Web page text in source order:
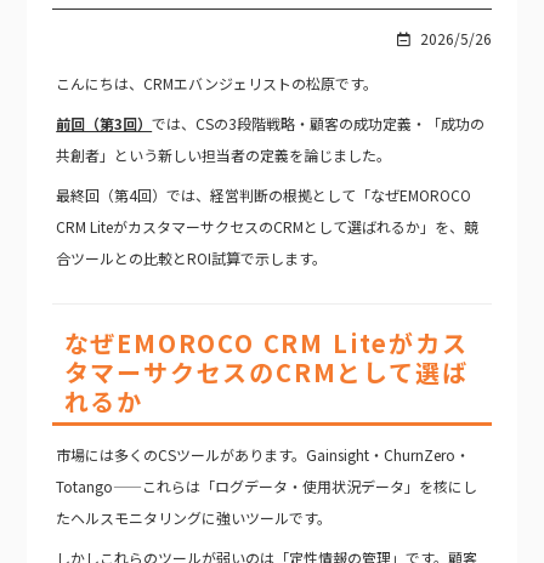
2026/5/26
こんにちは、CRMエバンジェリストの松原です。
前回（第3回）では、CSの3段階戦略・顧客の成功定義・「成功の
共創者」という新しい担当者の定義を論じました。
最終回（第4回）では、経営判断の根拠として「なぜEMOROCO
CRM LiteがカスタマーサクセスのCRMとして選ばれるか」を、競
合ツールとの比較とROI試算で示します。
なぜEMOROCO CRM Liteがカス
タマーサクセスのCRMとして選ば
れるか
市場には多くのCSツールがあります。Gainsight・ChurnZero・
Totango——これらは「ログデータ・使用状況データ」を核にし
たヘルスモニタリングに強いツールです。
しかしこれらのツールが弱いのは「定性情報の管理」です。顧客